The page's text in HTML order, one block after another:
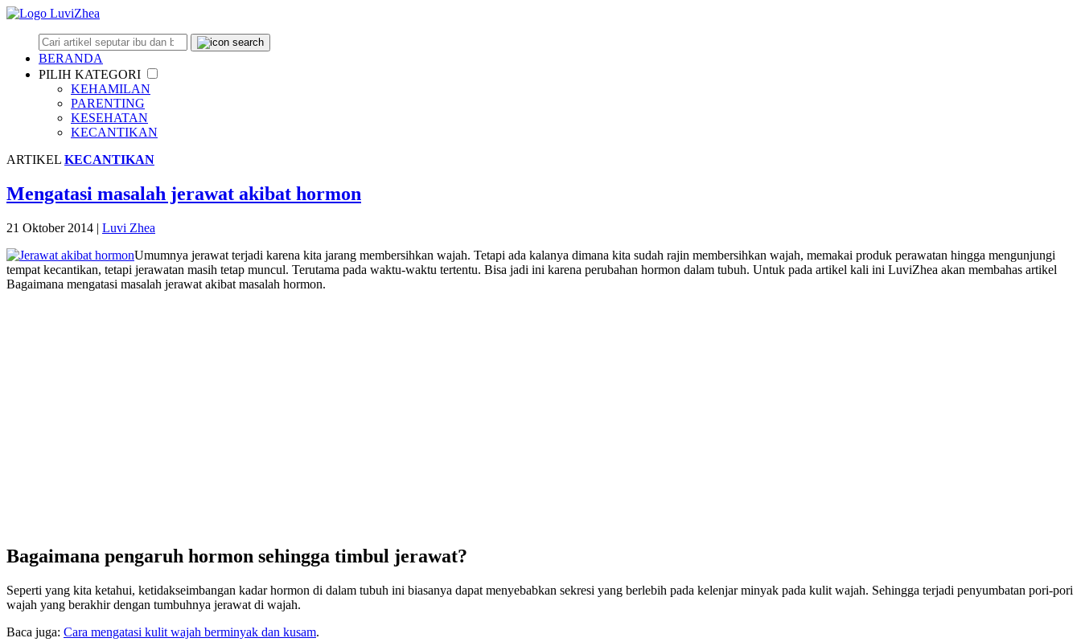
BERANDA
PILIH KATEGORI
KEHAMILAN
PARENTING
KESEHATAN
KECANTIKAN
ARTIKEL KECANTIKAN
Mengatasi masalah jerawat akibat hormon
21 Oktober 2014 | Luvi Zhea
Umumnya jerawat terjadi karena kita jarang membersihkan wajah. Tetapi ada kalanya dimana kita sudah rajin membersihkan wajah, memakai produk perawatan hingga mengunjungi
tempat kecantikan, tetapi jerawatan masih tetap muncul. Terutama pada waktu-waktu tertentu. Bisa jadi ini karena perubahan hormon dalam tubuh. Untuk pada artikel kali ini LuviZhea akan membahas artikel
Bagaimana mengatasi masalah jerawat akibat masalah hormon.
Bagaimana pengaruh hormon sehingga timbul jerawat?
Seperti yang kita ketahui, ketidakseimbangan kadar hormon di dalam tubuh ini biasanya dapat menyebabkan sekresi yang berlebih pada kelenjar minyak pada kulit wajah. Sehingga terjadi penyumbatan pori-pori
wajah yang berakhir dengan tumbuhnya jerawat di wajah.
Baca juga: Cara mengatasi kulit wajah berminyak dan kusam.